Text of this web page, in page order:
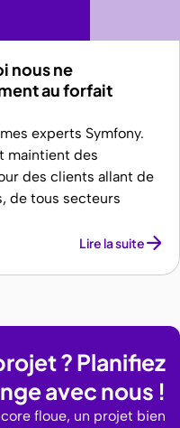
nous ne
au forfait
experts Symfony.
maintient des
des clients allant de
de tous secteurs
Lire la suite
? Planifiez
avec nous !
floue, un projet bien